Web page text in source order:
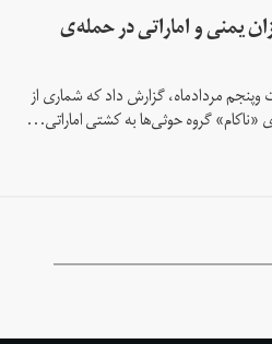
یمنی و اماراتی در حمله‌ی
وپنجم مردادماه، گزارش داد که شماری از
«ناکام» گروه حوثی‌ها به کشتی اماراتی...